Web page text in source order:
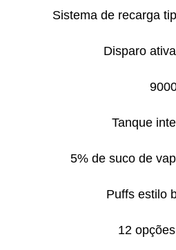
Sistema de recarga
Disparo
Tanque
5% de suco de
Puffs estilo
12